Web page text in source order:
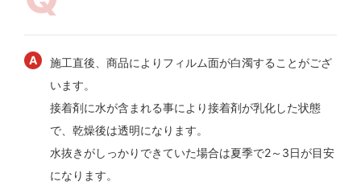
施工直後、商品によりフィルム面が白濁することがござ
います。
接着剤に水が含まれる事により接着剤が乳化した状態
で、乾燥後は透明になります。
水抜きがしっかりできていた場合は夏季で2～3日が目安
になります。